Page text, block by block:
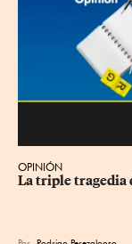
OPINIÓN
La triple tragedia